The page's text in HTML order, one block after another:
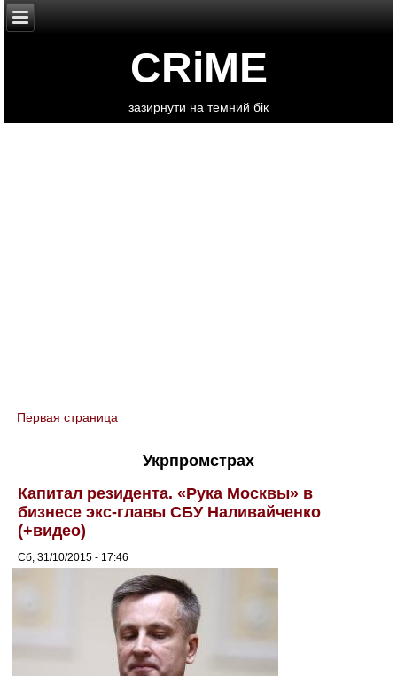
CRiME
зазирнути на темний бік
You are here
Первая страница
Укрпромстрах
Капитал резидента. «Рука Москвы» в
бизнесе экс-главы СБУ Наливайченко
(+видео)
Сб, 31/10/2015 - 17:46